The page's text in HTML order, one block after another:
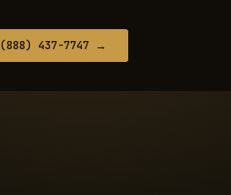
(888) 437-7747 →